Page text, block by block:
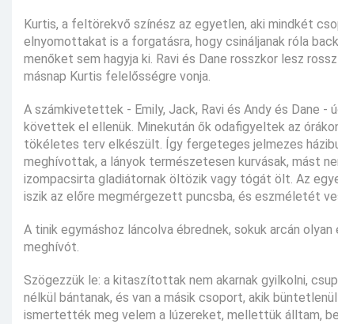
Kurtis, a feltörekvő színész az egyetlen, aki mindkét
elnyomottakat is a forgatásra, hogy csináljanak róla
menőket sem hagyja ki. Ravi és Dane rosszkor lesz
másnap Kurtis felelősségre vonja.
A számkivetettek - Emily, Jack, Ravi és Andy és Dane -
követtek el ellenük. Minekután ők odafigyeltek az
tökéletes terv elkészült. Így fergeteges jelmezes
meghívottak, a lányok természetesen kurvásak, mást
izompacsirta gladiátornak öltözik vagy tógát ölt. Az
iszik az előre megmérgezett puncsba, és eszméletét
A tinik egymáshoz láncolva ébrednek, sokuk arcán
meghívót.
Szögezzük le: a kitaszítottak nem akarnak gyilkolni,
nélkül bántanak, és van a másik csoport, akik
ismertették meg velem a lúzereket, mellettük álltam,